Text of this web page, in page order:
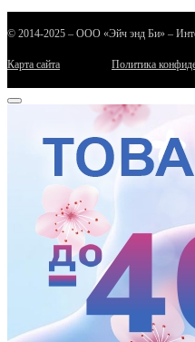
© 2014-2025 – ООО «Эйч энд Би» –
Карта сайта Политика